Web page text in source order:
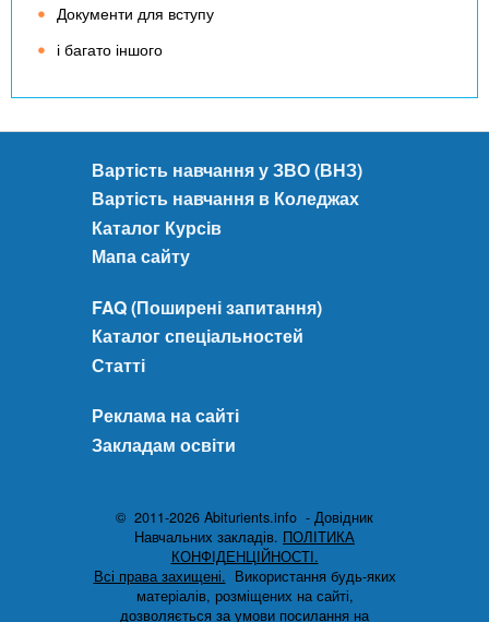
Документи для вступу
і багато іншого
Вартість навчання у ЗВО (ВНЗ)
Вартість навчання в Коледжах
Каталог Курсів
Мапа сайту
FAQ (Поширені запитання)
Каталог спеціальностей
Статті
Реклама на сайті
Закладам освіти
© 2011-2026 Abiturients.info - Довідник
Навчальних закладів. ПОЛІТИКА
КОНФІДЕНЦІЙНОСТІ.
Всі права захищені. Використання будь-яких
матеріалів, розміщених на сайті,
дозволяється за умови посилання на